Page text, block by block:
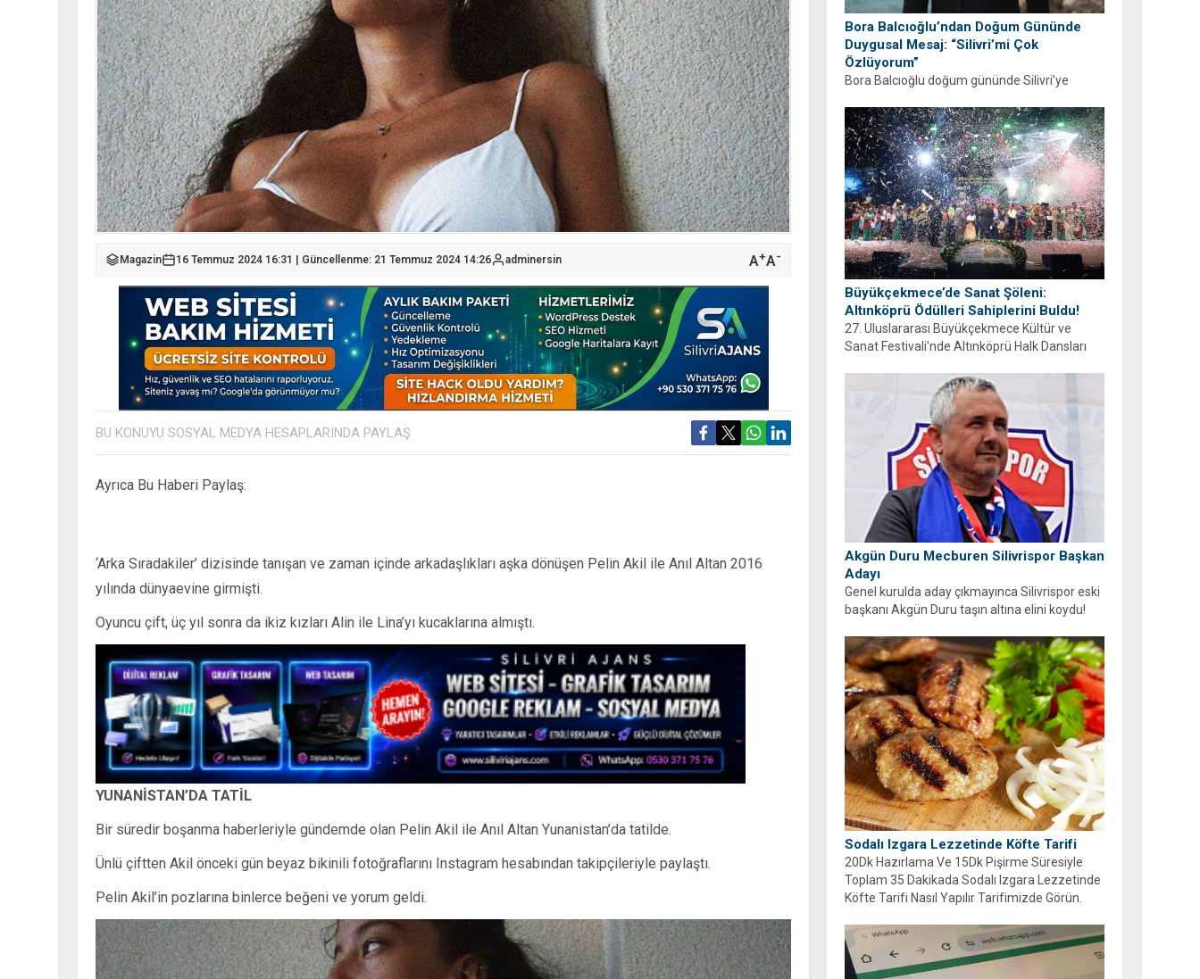
Bora Balcıoğlu’ndan Doğum Gününde
Duygusal Mesaj: “Silivri’mi Çok
Özlüyorum”
Bora Balcıoğlu doğum gününde Silivri’ye
ayrıyım” diyen Balcıoğlu, bir sonraki doğum
gününü ailesi ve hemşehrileriyle birlikte
geçirmeyi diledi.
Büyükçekmece’de Sanat Şöleni:
Altınköprü Ödülleri Sahiplerini Buldu!
27. Uluslararası Büyükçekmece Kültür ve
Sanat Festivali'nde Altınköprü Halk Dansları
Akgün Duru Mecburen Silivrispor Başkan
Adayı
Genel kurulda aday çıkmayınca Silivrispor eski
başkanı Akgün Duru taşın altına elini koydu!
açıkladı.
Sodalı Izgara Lezzetinde Köfte Tarifi
20Dk Hazırlama Ve 15Dk Pişirme Süresiyle
Toplam 35 Dakikada Sodalı Izgara Lezzetinde
Köfte Tarifi Nasıl Yapılır Tarifimizde Görün.
Magazin 16 Temmuz 2024 16:31 | Güncellenme: 21 Temmuz 2024 14:26 adminersin A+A-
BU KONUYU SOSYAL MEDYA HESAPLARINDA PAYLAŞ
Ayrıca Bu Haberi Paylaş:
‘Arka Sıradakiler’ dizisinde tanışan ve zaman içinde arkadaşlıkları aşka dönüşen Pelin Akil ile Anıl Altan 2016
yılında dünyaevine girmişti.
Oyuncu çift, üç yıl sonra da ikiz kızları Alin ile Lina’yı kucaklarına almıştı.
YUNANİSTAN’DA TATİL
Bir süredir boşanma haberleriyle gündemde olan Pelin Akil ile Anıl Altan Yunanistan’da tatilde.
Ünlü çiftten Akil önceki gün beyaz bikinili fotoğraflarını Instagram hesabından takipçileriyle paylaştı.
Pelin Akil’in pozlarına binlerce beğeni ve yorum geldi.